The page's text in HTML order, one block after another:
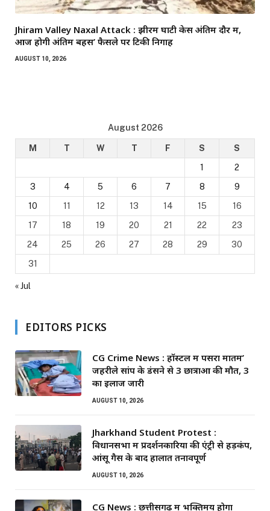
Jhiram Valley Naxal Attack : झीरम घाटी केस अंतिम दौर में,
आज होगी अंतिम बहस’ फैसले पर टिकी निगाहें
AUGUST 10, 2026
August 2026
M T W T F S
S
1
2
3
4 5 6 7 8
9
10
11 12 13 14 15
16
17
18 19 20 21 22
23
24
25 26 27 28 29
30
31
« Jul
EDITORS PICKS
CG Crime News : हॉस्टल में पसरा मातम’
जहरीले सांप के डंसने से 3 छात्राओं की मौत, 3
का इलाज जारी
AUGUST 10, 2026
Jharkhand Student Protest :
विधानसभा में प्रदर्शनकारियों की एंट्री से हड़कंप,
आंसू गैस के बाद हालात तनावपूर्ण
AUGUST 10, 2026
CG News : छत्तीसगढ़ में भक्तिमय होगा